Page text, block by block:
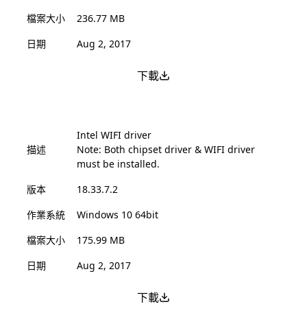
檔案大小
236.77 MB
日期
Aug 2, 2017
下載
描述
Intel WIFI driver
Note: Both chipset driver & WIFI driver
must be installed.
版本
18.33.7.2
作業系統
Windows 10 64bit
檔案大小
175.99 MB
日期
Aug 2, 2017
下載